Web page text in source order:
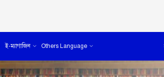
ই-ম্যাগাজিন Others Language